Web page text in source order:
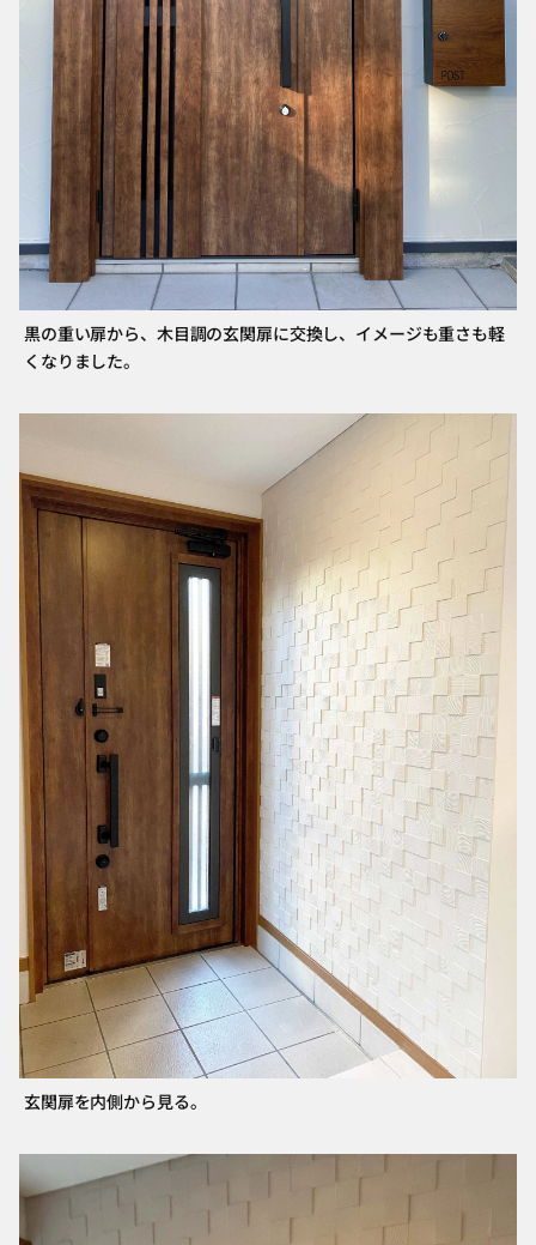
黒の重い扉から、木目調の玄関扉に交換し、イメージも重さも軽
くなりました。
玄関扉を内側から見る。